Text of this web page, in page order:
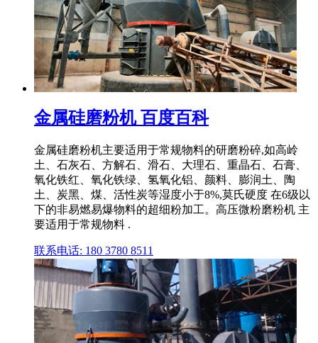
金属硅磨粉机 百度百科
金属硅磨粉机主要适用于常规物料的研磨粉碎,如高岭
土、石灰石、方解石、滑石、大理石、重晶石、石膏、
氧化铁红、氧化铁绿、氢氧化铝、颜料、膨润土、陶
土、炭黑、煤、活性炭等湿度小于8%,莫氏硬度 在6级以
下的非易燃易爆物料的超细粉加工。高压微粉磨粉机 主
要适用于常规物料 .
联系电话: 180 3780 8511